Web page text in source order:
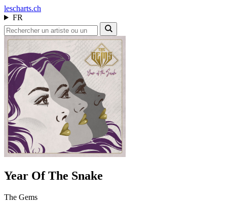
lescharts.ch
FR
Year Of The Snake
The Gems